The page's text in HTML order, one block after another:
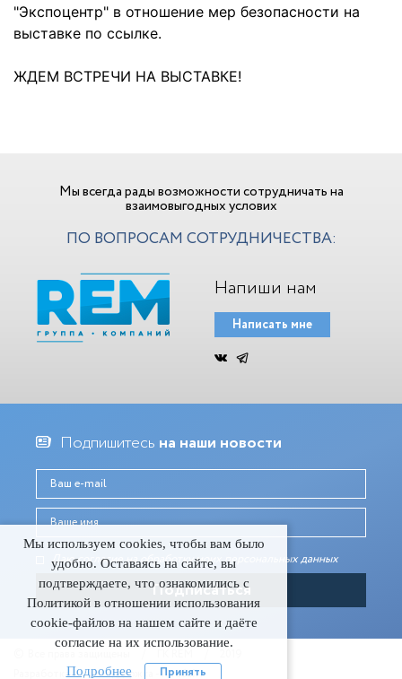
"Экспоцентр" в отношение мер безопасности на
выставке по ссылке.
ЖДЕМ ВСТРЕЧИ НА ВЫСТАВКЕ!
Мы всегда рады возможности сотрудничать на
взаимовыгодных услових
ПО ВОПРОСАМ СОТРУДНИЧЕСТВА:
Напиши нам
Написать мне
Подпишитесь на наши новости
Даю согласие на обработку моих персональных данныx
Разработка и техподдержка - Гигабайт
Мы используем cookies, чтобы вам было
удобно. Оставаясь на сайте, вы
подтверждаете, что ознакомились с
Политикой в отношении использования
cookie-файлов на нашем сайте и даёте
согласие на их использование.
Подробнее
Принять